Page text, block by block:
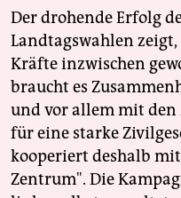
Der drohende Erfolg
Landtagswahlen
Kräfte inzwischen
braucht es
und vor allem mit den
für eine starke
kooperiert deshalb
Zentrum". Die